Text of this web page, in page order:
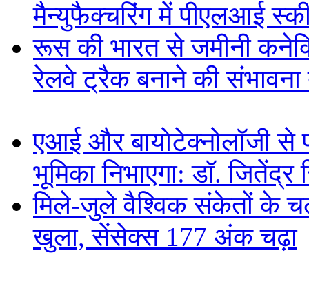
मैन्युफैक्चरिंग में पीएलआई
रूस की भारत से जमीनी
रेलवे ट्रैक बनाने की
एआई और बायोटेक्नोलॉजी से
भूमिका निभाएगा: डॉ. जितेंद्र
मिले-जुले वैश्विक संकेतों के
खुला, सेंसेक्स 177 अंक चढ़ा